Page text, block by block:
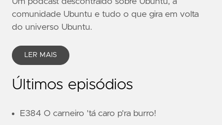
comunidade Ubuntu e tudo o que gira em volta
do universo Ubuntu.
LER MAIS
Últimos episódios
E384 O carneiro 'tá caro p'ra burro!